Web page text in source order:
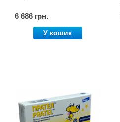
6 686 грн.
У кошик